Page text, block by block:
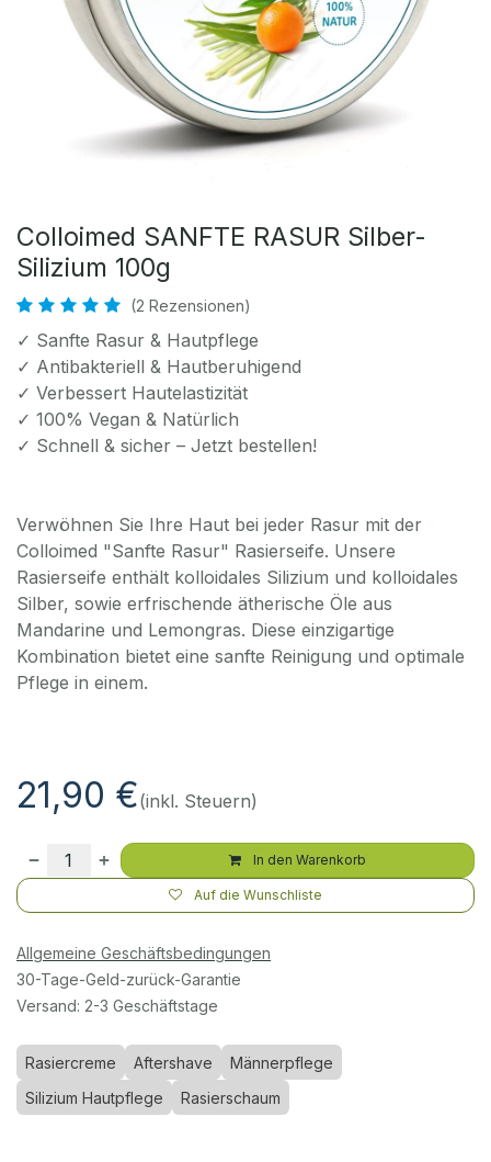
Colloimed SANFTE RASUR Silber-
Silizium 100g
(2 Rezensionen)
✓ Sanfte Rasur & Hautpflege
✓ Antibakteriell & Hautberuhigend
✓ Verbessert Hautelastizität
✓ 100% Vegan & Natürlich
✓ Schnell & sicher – Jetzt bestellen!
Verwöhnen Sie Ihre Haut bei jeder Rasur mit der
Colloimed "Sanfte Rasur" Rasierseife. Unsere
Rasierseife enthält kolloidales Silizium und kolloidales
Silber, sowie erfrischende ätherische Öle aus
Mandarine und Lemongras. Diese einzigartige
Kombination bietet eine sanfte Reinigung und optimale
Pflege in einem.
21,90 €(inkl. Steuern)
In den Warenkorb
Auf die Wunschliste
Allgemeine Geschäftsbedingungen
30-Tage-Geld-zurück-Garantie
Versand: 2-3 Geschäftstage
Rasiercreme Aftershave
Männerpflege
Silizium Hautpflege
Rasierschaum